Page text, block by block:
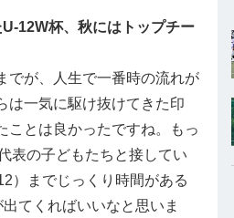
12W杯、秋にはトップチー
でが、人生で一番時の流れが
は一気に駆け抜けてきた印
ことは良かったですね。もっ
表の子どもたちと接してい
）までじっくり時間がある
てくればいいなと思いま